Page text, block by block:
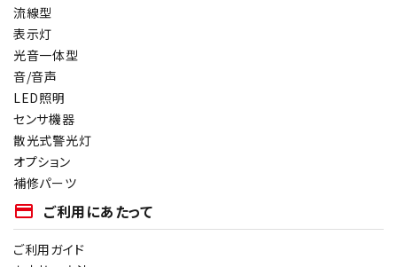
流線型
表示灯
光音一体型
音/音声
LED照明
センサ機器
散光式警光灯
オプション
補修パーツ
payment ご利用にあたって
ご利用ガイド